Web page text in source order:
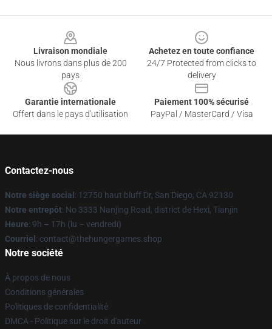
Livraison mondiale
Nous livrons dans plus de 200
pays
Achetez en toute confiance
24/7 Protected from clicks to
delivery
Garantie internationale
Offert dans le pays d'utilisation
Paiement 100% sécurisé
PayPal / MasterCard / Visa
Contactez-nous
Notre siège social : 12750 haut bluff Dr, San Diego, CA 92130
Notre entrepôt: No 3333 Nanjing Road, district de Hexi, Tianjin
Heure: 9h – 17h (lu – vendredi)
Courriel : contact@thehungergames.shop
Notre société
À propos de nous
Conditions générales
Politiques de confidentialité
DMCA - Politique sur le droit d'auteur